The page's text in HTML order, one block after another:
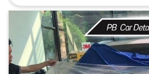
หลากหลายแบบ ฟิล์มใส เหมาะสำหรับผู้ที่ต้องการความใส
สูงสุด ฟิล์มสี มีให้เลือกหลากหลายสี เพื่อเพิ่มความโดดเด่น
ให้กับรถของคุณ ฟิล์มกันรอยเต็มคัน ปกป้องรถของคุณได้
อย่างครอบคลุม ฟิล์มกันรอยเฉพาะจุด ปกป้องเฉพาะส่วนที่
ต้องการ เช่น ฝากระโปรงหน้า กันชน